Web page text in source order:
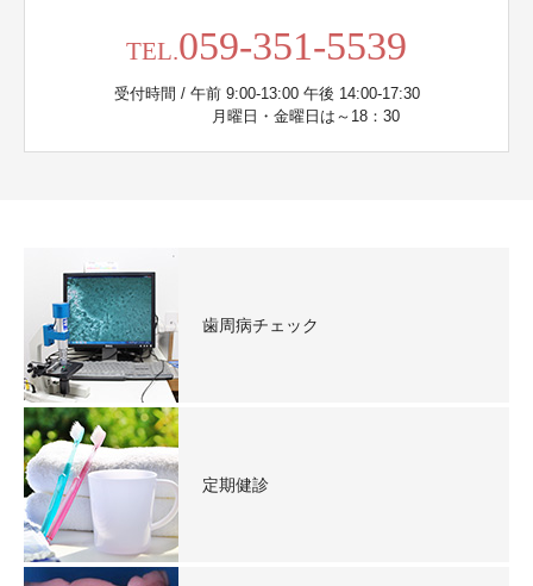
TEL.059-351-5539
受付時間 / 午前 9:00-13:00 午後 14:00-17:30
月曜日・金曜日は～18：30
歯周病チェック
定期健診